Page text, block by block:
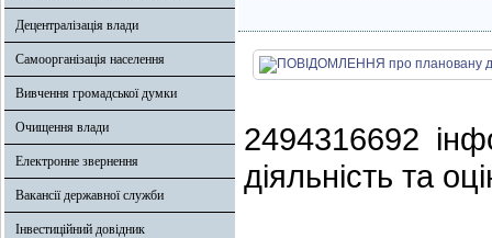
Децентралізація влади
Самоорганізація населення
Вивчення громадської думки
Очищення влади
Електронне звернення
Вакансії державної служби
Інвестиційний довідник
2494316692
діяльність та